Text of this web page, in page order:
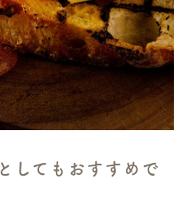
してもおすすめで